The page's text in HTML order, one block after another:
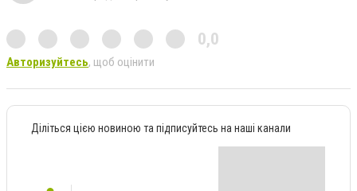
0,0
Авторизуйтесь, щоб оцінити
Діліться цією новиною та підписуйтесь на наші канали